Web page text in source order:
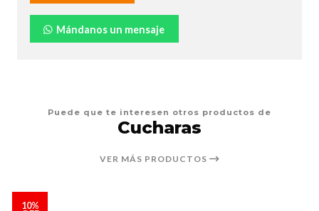
Mándanos un mensaje
Puede que te interesen otros productos de
Cucharas
VER MÁS PRODUCTOS
10%